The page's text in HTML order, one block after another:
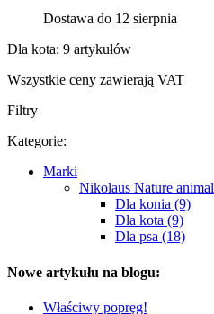
Dostawa do 12 sierpnia
Dla kota: 9 artykułów
Wszystkie ceny zawierają VAT
Filtry
Kategorie:
Marki
Nikolaus Nature animal
Dla konia (9)
Dla kota (9)
Dla psa (18)
Nowe artykułu na blogu:
Właściwy popręg!